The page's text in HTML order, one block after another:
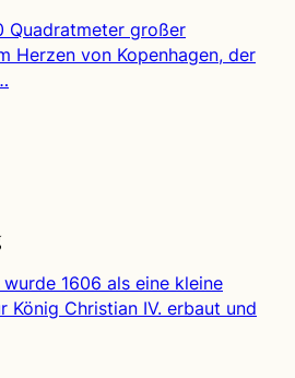
Quadratmeter großer
Herzen von Kopenhagen, der
1606 als eine kleine
König Christian IV. erbaut und